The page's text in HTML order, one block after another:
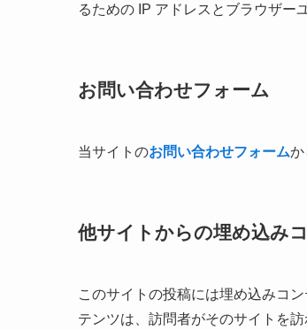
るための IP アドレスとブラウザー
お問い合わせフォーム
当サイトのお問い合わせフォームか
他サイトからの埋め込み
このサイトの投稿には埋め込みコ
テンツは、訪問者がそのサイトを